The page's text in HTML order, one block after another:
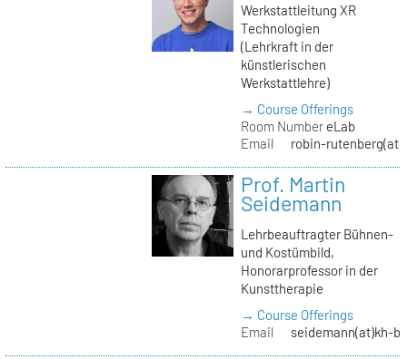
Werkstattleitung XR
Technologien
(Lehrkraft in der
künstlerischen
Werkstattlehre)
→ Course Offerings
Room NumbereLab
Email
robin-
Prof. Martin
Seidemann
Lehrbeauftragter Bühnen-
und Kostümbild,
Honorarprofessor in der
Kunsttherapie
→ Course Offerings
Email
seidemann(at)kh-